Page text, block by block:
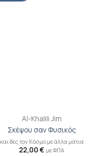
Al-Khalili Jim
Σκέψου σαν Φυσικός
και δες τον Κόσμο με άλλα μάτια
22,00 € με ΦΠΑ